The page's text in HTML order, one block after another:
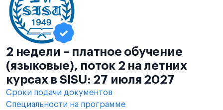
2 недели – платное обучение
(языковые), поток 2 на летних
курсах в SISU: 27 июля 2027
Сроки подачи документов
Специальности на программе